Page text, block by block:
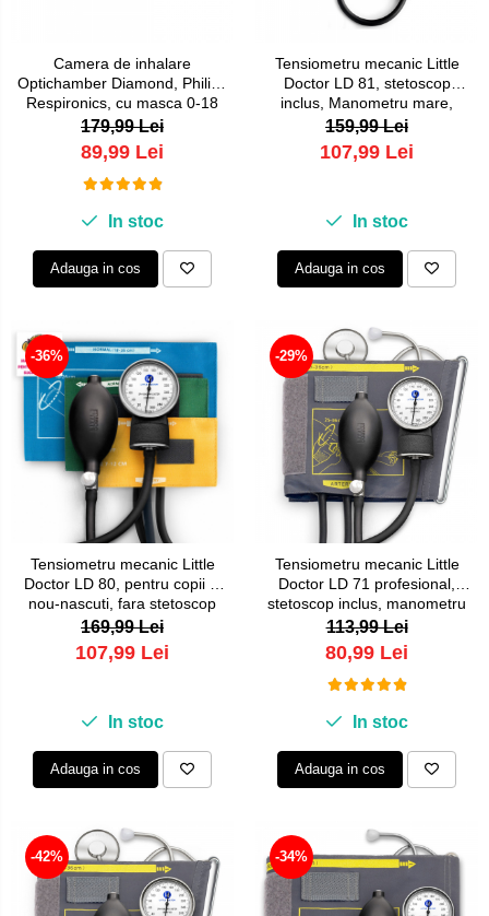
Camera de inhalare
Optichamber Diamond, Philips
Respironics, cu masca 0-18
luni
179,99 Lei
89,99 Lei
In stoc
Adauga in cos
Tensiometru mecanic Little
Doctor LD 81, stetoscop
inclus, Manometru mare,
Spatiu pentru stetoscop,
Utilizare stanga-dreapta
159,99 Lei
107,99 Lei
In stoc
Adauga in cos
-36%
Tensiometru mecanic Little
Doctor LD 80, pentru copii si
nou-nascuti, fara stetoscop
169,99 Lei
107,99 Lei
In stoc
Adauga in cos
-29%
Tensiometru mecanic Little
Doctor LD 71 profesional,
stetoscop inclus, manometru
din metal, husa de transport
113,99 Lei
80,99 Lei
In stoc
Adauga in cos
-42% -34%